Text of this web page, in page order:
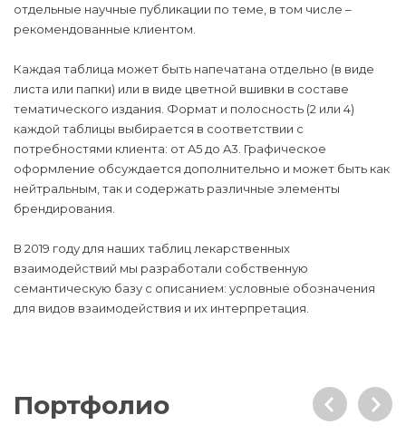
отдельные научные публикации по теме, в том числе –
рекомендованные клиентом.
Каждая таблица может быть напечатана отдельно (в виде
листа или папки) или в виде цветной вшивки в составе
тематического издания. Формат и полосность (2 или 4)
каждой таблицы выбирается в соответствии с
потребностями клиента: от A5 до A3. Графическое
оформление обсуждается дополнительно и может быть как
нейтральным, так и содержать различные элементы
брендирования.
В 2019 году для наших таблиц лекарственных
взаимодействий мы разработали собственную
семантическую базу с описанием: условные обозначения
для видов взаимодействия и их интерпретация.
Портфолио